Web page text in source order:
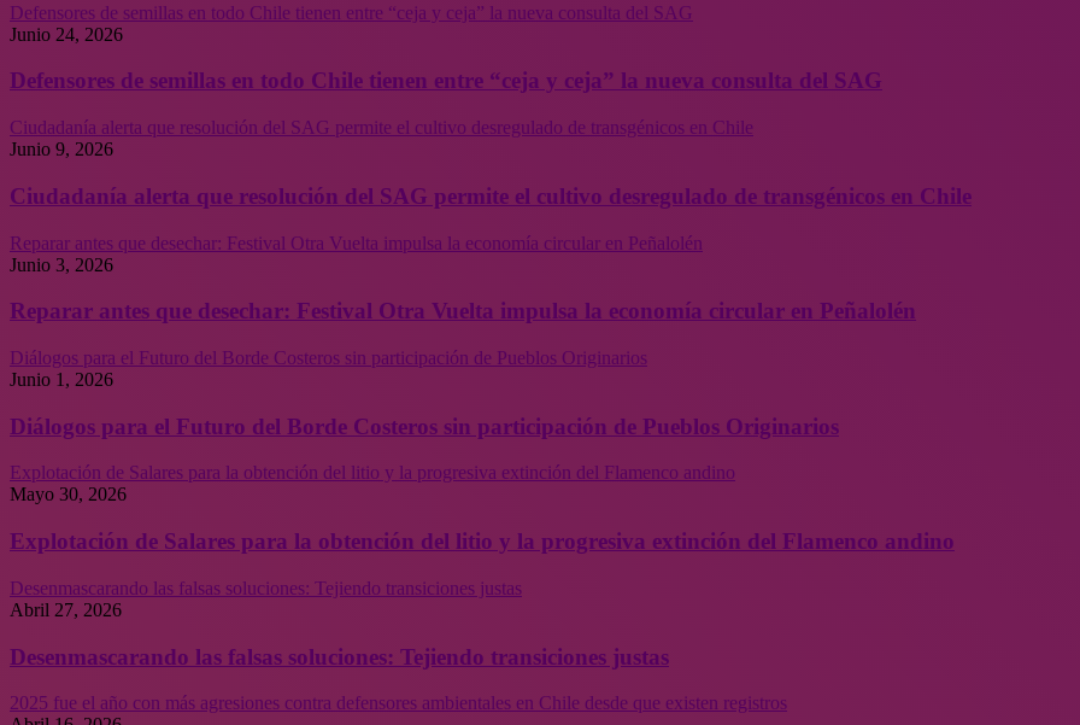
Defensores de semillas en todo Chile tienen entre “ceja y ceja” la nueva consulta del SAG
Junio 24, 2026
Defensores de semillas en todo Chile tienen entre “ceja y ceja” la nueva consulta del SAG
Ciudadanía alerta que resolución del SAG permite el cultivo desregulado de transgénicos en Chile
Junio 9, 2026
Ciudadanía alerta que resolución del SAG permite el cultivo desregulado de transgénicos en Chile
Reparar antes que desechar: Festival Otra Vuelta impulsa la economía circular en Peñalolén
Junio 3, 2026
Reparar antes que desechar: Festival Otra Vuelta impulsa la economía circular en Peñalolén
Diálogos para el Futuro del Borde Costeros sin participación de Pueblos Originarios
Junio 1, 2026
Diálogos para el Futuro del Borde Costeros sin participación de Pueblos Originarios
Explotación de Salares para la obtención del litio y la progresiva extinción del Flamenco andino
Mayo 30, 2026
Explotación de Salares para la obtención del litio y la progresiva extinción del Flamenco andino
Desenmascarando las falsas soluciones: Tejiendo transiciones justas
Abril 27, 2026
Desenmascarando las falsas soluciones: Tejiendo transiciones justas
2025 fue el año con más agresiones contra defensores ambientales en Chile desde que existen registros